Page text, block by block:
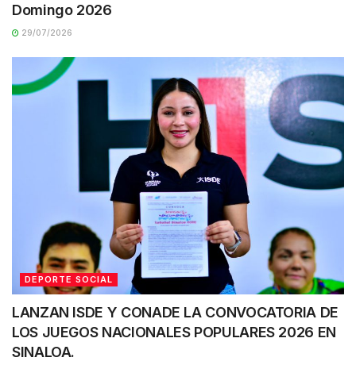
Domingo 2026
29/07/2026
DEPORTE SOCIAL
LANZAN ISDE Y CONADE LA CONVOCATORIA DE
LOS JUEGOS NACIONALES POPULARES 2026 EN
SINALOA.